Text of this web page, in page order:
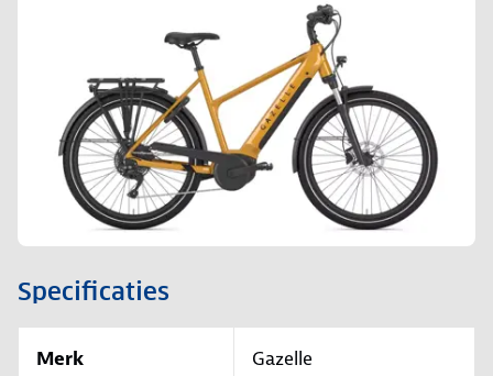
Specificaties
Merk Gazelle